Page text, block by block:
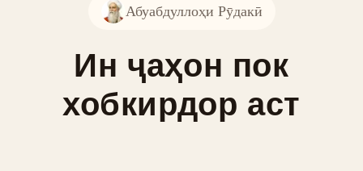
Абуабдуллоҳи Рӯдакӣ
Ин ҷаҳон пок
хобкирдор аст